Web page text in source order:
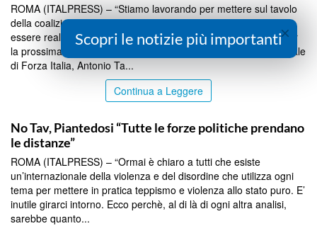
ROMA (ITALPRESS) – “Stiamo lavorando per mettere sul tavolo
della coalizione una serie di proposte che in parte possono
essere realizzate subito, in parte sono da mettere in agenda per
la prossima legislatura”. Così il vicepremier e segretario nazionale
di Forza Italia, Antonio Ta...
Continua a Leggere
No Tav, Piantedosi “Tutte le forze politiche prendano
le distanze”
ROMA (ITALPRESS) – “Ormai è chiaro a tutti che esiste
un’internazionale della violenza e del disordine che utilizza ogni
tema per mettere in pratica teppismo e violenza allo stato puro. E’
inutile girarci intorno. Ecco perchè, al di là di ogni altra analisi,
sarebbe quanto...
×
Scopri le notizie più importanti